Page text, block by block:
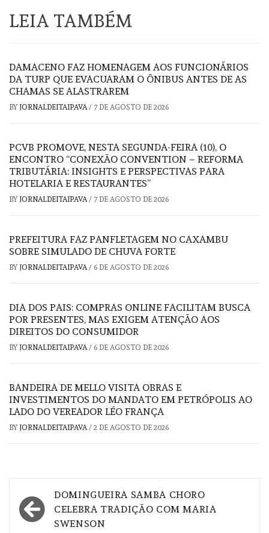
LEIA TAMBÉM
DAMACENO FAZ HOMENAGEM AOS FUNCIONÁRIOS
DA TURP QUE EVACUARAM O ÔNIBUS ANTES DE AS
CHAMAS SE ALASTRAREM
BY JORNALDEITAIPAVA/ 7 DE AGOSTO DE 2026
PCVB PROMOVE, NESTA SEGUNDA-FEIRA (10), O
ENCONTRO “CONEXÃO CONVENTION – REFORMA
TRIBUTÁRIA: INSIGHTS E PERSPECTIVAS PARA
HOTELARIA E RESTAURANTES”
BY JORNALDEITAIPAVA/ 7 DE AGOSTO DE 2026
PREFEITURA FAZ PANFLETAGEM NO CAXAMBU
SOBRE SIMULADO DE CHUVA FORTE
BY JORNALDEITAIPAVA/ 6 DE AGOSTO DE 2026
DIA DOS PAIS: COMPRAS ONLINE FACILITAM BUSCA
POR PRESENTES, MAS EXIGEM ATENÇÃO AOS
DIREITOS DO CONSUMIDOR
BY JORNALDEITAIPAVA/ 6 DE AGOSTO DE 2026
BANDEIRA DE MELLO VISITA OBRAS E
INVESTIMENTOS DO MANDATO EM PETRÓPOLIS AO
LADO DO VEREADOR LÉO FRANÇA
BY JORNALDEITAIPAVA/ 2 DE AGOSTO DE 2026
Navegação
de
DOMINGUEIRA SAMBA CHORO
CELEBRA TRADIÇÃO COM MARIA
SWENSON